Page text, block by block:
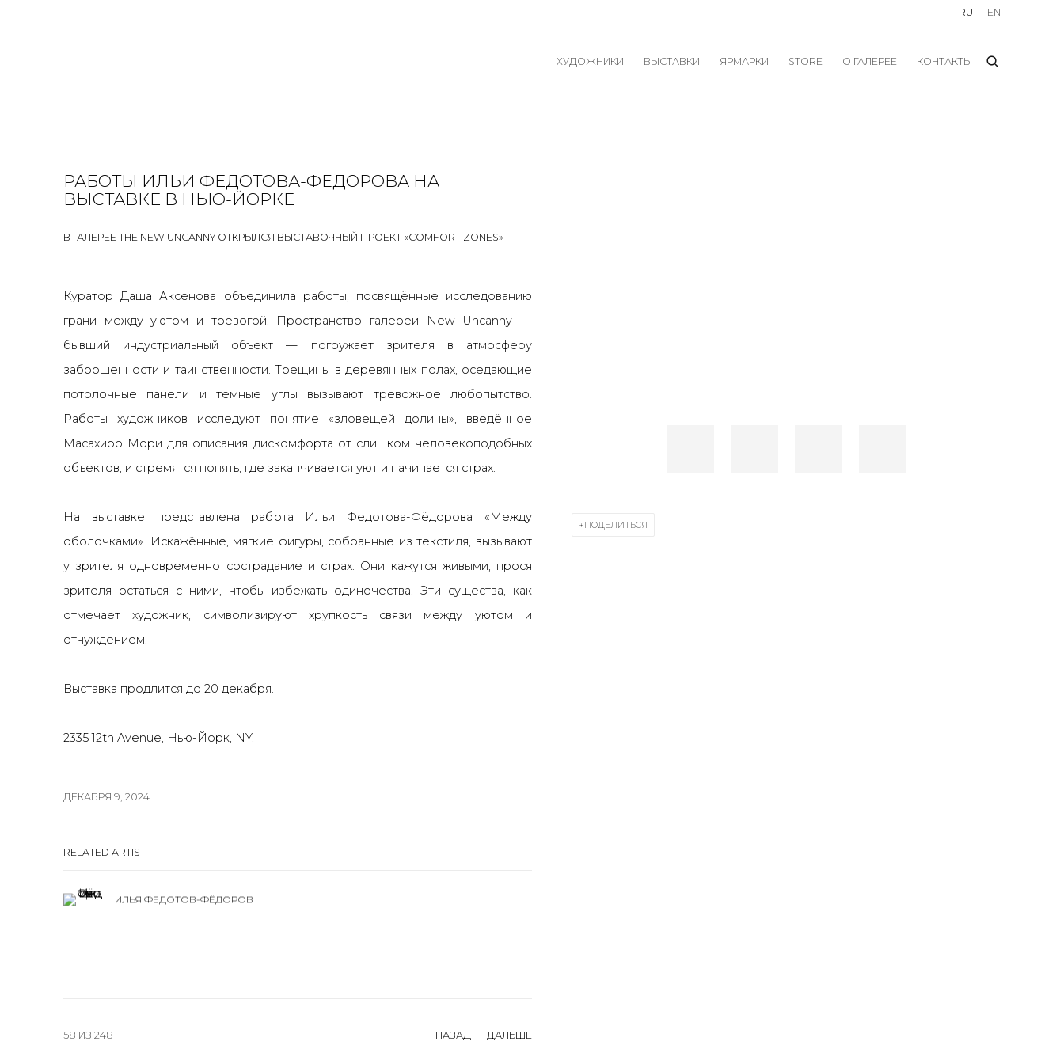
ХУДОЖНИКИ ВЫСТАВКИ ЯРМАРКИ STORE О ГАЛЕРЕЕ КОНТАКТЫ
RU EN
РАБОТЫ ИЛЬИ ФЕДОТОВА-ФЁДОРОВА НА
ВЫСТАВКЕ В НЬЮ-ЙОРКЕ
В ГАЛЕРЕЕ THE NEW UNCANNY ОТКРЫЛСЯ ВЫСТАВОЧНЫЙ ПРОЕКТ «COMFORT ZONES»
ПОДЕЛИТЬСЯ
Куратор Даша Аксенова объединила работы, посвящённые исследованию
грани между уютом и тревогой. Пространство галереи New Uncanny —
бывший индустриальный объект — погружает зрителя в атмосферу
заброшенности и таинственности. Трещины в деревянных полах, оседающие
потолочные панели и темные углы вызывают тревожное любопытство.
Работы художников исследуют понятие «зловещей долины», введённое
Масахиро Мори для описания дискомфорта от слишком человекоподобных
объектов, и стремятся понять, где заканчивается уют и начинается страх.
На выставке представлена работа Ильи Федотова-Фёдорова «Между
оболочками». Искажённые, мягкие фигуры, собранные из текстиля, вызывают
у зрителя одновременно сострадание и страх. Они кажутся живыми, прося
зрителя остаться с ними, чтобы избежать одиночества. Эти существа, как
отмечает художник, символизируют хрупкость связи между уютом и
отчуждением.
Выставка продлится до 20 декабря.
2335 12th Avenue, Нью-Йорк, NY.
ДЕКАБРЯ 9, 2024
RELATED ARTIST
ИЛЬЯ ФЕДОТОВ-ФЁДОРОВ
НАЗАД ДАЛЬШЕ
58 ИЗ 248